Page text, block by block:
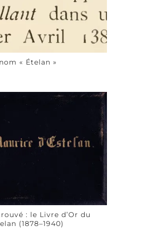
« Ételan »
: le Livre d’Or du
(1878–1940)